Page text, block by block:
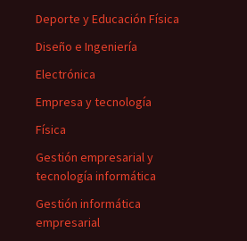
Deporte y Educación Física
Diseño e Ingeniería
Electrónica
Empresa y tecnología
Física
Gestión empresarial y
tecnología informática
Gestión informática
empresarial